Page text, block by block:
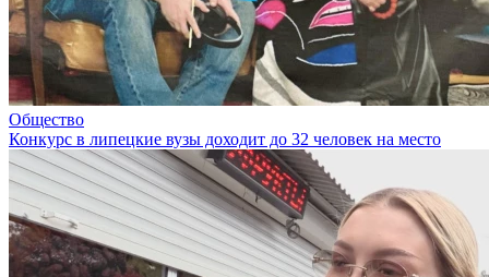
Общество
Конкурс в липецкие вузы доходит до 32 человек на место